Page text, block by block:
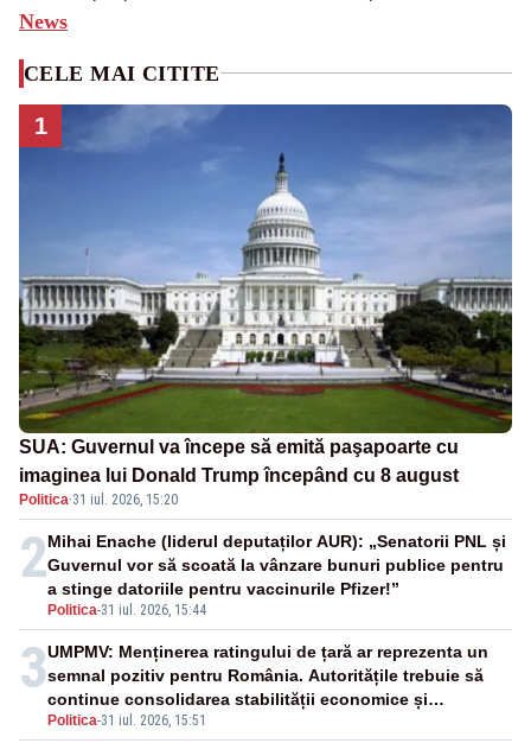
News
CELE MAI CITITE
1
SUA: Guvernul va începe să emită paşapoarte cu
imaginea lui Donald Trump începând cu 8 august
Politica·31 iul. 2026, 15:20
2
Politica-31 iul. 2026, 15:44
Mihai Enache (liderul deputaților AUR): „Senatorii PNL și
Guvernul vor să scoată la vânzare bunuri publice pentru
a stinge datoriile pentru vaccinurile Pfizer!”
3
Politica-31 iul. 2026, 15:51
UMPMV: Menținerea ratingului de țară ar reprezenta un
semnal pozitiv pentru România. Autoritățile trebuie să
continue consolidarea stabilității economice și
financiare